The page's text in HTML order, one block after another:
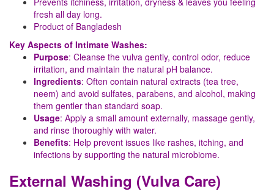
fresh all day long.
Product of Bangladesh
Key Aspects of Intimate Washes:
Purpose: Cleanse the vulva gently, control odor, reduce
irritation, and maintain the natural pH balance.
Ingredients: Often contain natural extracts (tea tree,
neem) and avoid sulfates, parabens, and alcohol, making
them gentler than standard soap.
Usage: Apply a small amount externally, massage gently,
and rinse thoroughly with water.
Benefits: Help prevent issues like rashes, itching, and
infections by supporting the natural microbiome.
External Washing (Vulva Care)